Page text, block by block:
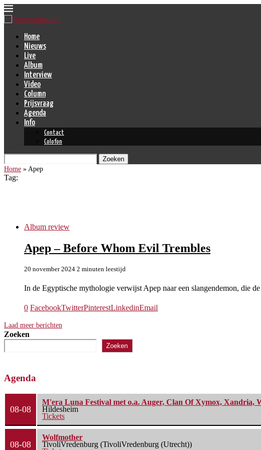
Home
Nieuws
Live
Album
Interview
Video
Column
Prijsvraag
Agenda
Info
Contact
Colofon
Zoeken
Home » Apep
Tag:
Album review
Apep – Before Whom Evil Trembles
20 november 2024 2 minuten leestijd
In de Egyptische mythologie verwijst Apep naar een slangendemon, die
0 FacebookTwitterPinterestLinkedinEmail
Laad meer berichten
Zoeken
Zoeken
Agenda
08-08
M'era Luna Festival met o.a. Auger, Clan Of Xymox, Xandria,
Hildesheim
Tickets
08-08
Wolfmother
TivoliVredenburg (TivoliVredenburg (Utrecht))